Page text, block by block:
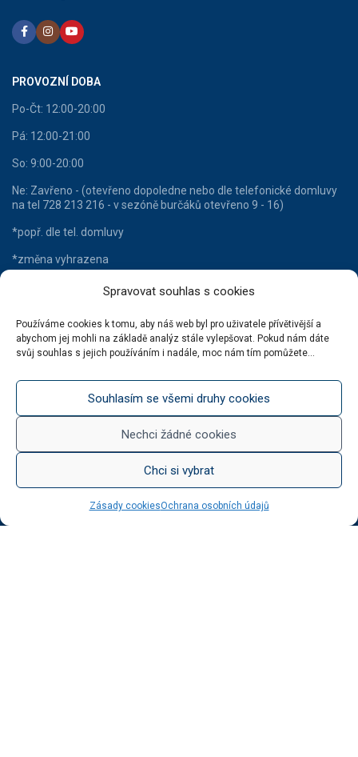
Spravovat souhlas s cookies
Používáme cookies k tomu, aby náš web byl pro uživatele přívětivější a
abychom jej mohli na základě analýz stále vylepšovat. Pokud nám dáte
svůj souhlas s jejich používáním i nadále, moc nám tím pomůžete...
Souhlasím se všemi druhy cookies
Nechci žádné cookies
Chci si vybrat
Zásady cookiesOchrana osobních údajů
PROVOZNÍ DOBA
Po-Čt: 12:00-20:00
Pá: 12:00-21:00
So: 9:00-20:00
Ne: Zavřeno - (otevřeno dopoledne nebo dle telefonické domluvy
na tel 728 213 216 - v sezóně burčáků otevřeno 9 - 16)
*popř. dle tel. domluvy
*změna vyhrazena
HLAVNÍ KATEGORIE
Lahvové víno
Šumivá vína
Něco na zub
Dárkové balení